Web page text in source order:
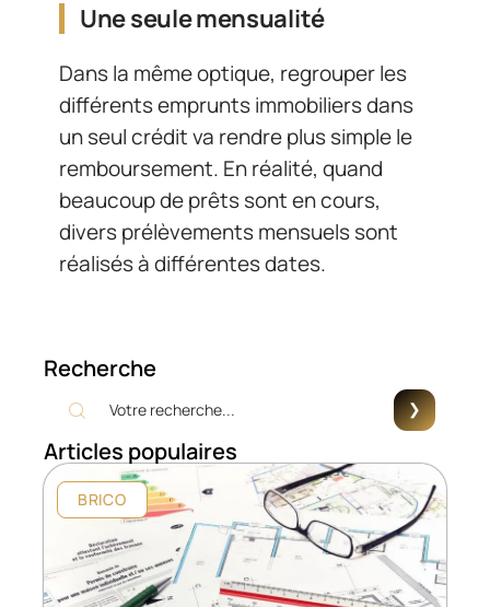
Une seule mensualité
Dans la même optique, regrouper les
différents emprunts immobiliers dans
un seul crédit va rendre plus simple le
remboursement. En réalité, quand
beaucoup de prêts sont en cours,
divers prélèvements mensuels sont
réalisés à différentes dates.
Recherche
Articles populaires
BRICO